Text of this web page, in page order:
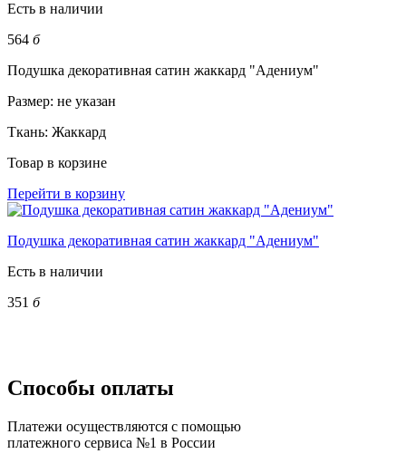
Есть в наличии
564 б
Подушка декоративная сатин жаккард "Адениум"
Размер: не указан
Ткань: Жаккард
Товар в корзине
Перейти в корзину
Подушка декоративная сатин жаккард "Адениум"
Есть в наличии
351 б
Способы оплаты
Платежи осуществляются с помощью
платежного сервиса №1 в России